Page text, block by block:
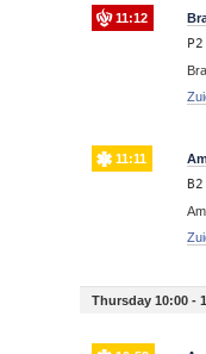
11:12
11:11
Thursday 10:00 -